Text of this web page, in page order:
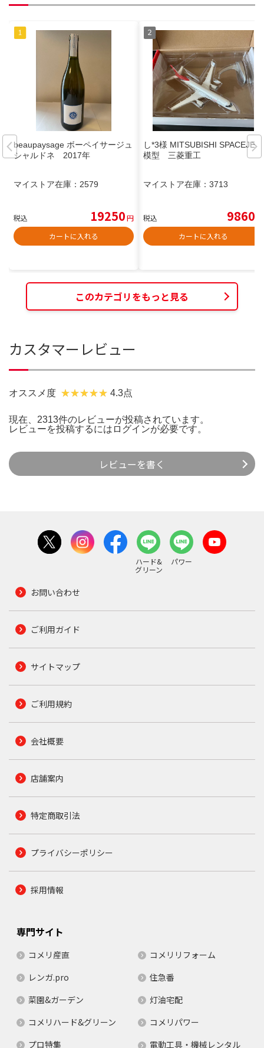
beaupaysage ボーペイサージュ
シャルドネ 2017年
マイストア在庫： 2579
税込 19250円
カートに入れる
し*3様 MITSUBISHI SPACEJET
模型 三菱重工
マイストア在庫： 3713
税込 9860
カートに入れる
このカテゴリをもっと見る
カスタマーレビュー
オススメ度 4.3点
現在、2313件のレビューが投稿されています。
レビューを投稿するには ログインが必要です。
レビューを書く
ハード&
グリーン
パワー
お問い合わせ
ご利用ガイド
サイトマップ
ご利用規約
会社概要
店舗案内
特定商取引法
プライバシーポリシー
採用情報
専門サイト
コメリ産直
コメリリフォーム
レンガ.pro
住急番
菜園&ガーデン
灯油宅配
コメリハード&グリーン
コメリパワー
プロ特集
電動工具・機械レンタル